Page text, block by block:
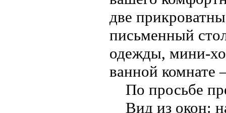
две
письменный
одежды, мини-
ванной комнате
По просьбе
Вид из окон: